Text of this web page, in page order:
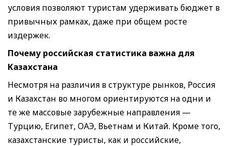
условия позволяют туристам удерживать бюджет в
привычных рамках, даже при общем росте
издержек.
Почему российская статистика важна для
Казахстана
Несмотря на различия в структуре рынков, Россия
и Казахстан во многом ориентируются на одни и
те же массовые зарубежные направления —
Турцию, Египет, ОАЭ, Вьетнам и Китай. Кроме того,
казахстанские туристы, как и российские,